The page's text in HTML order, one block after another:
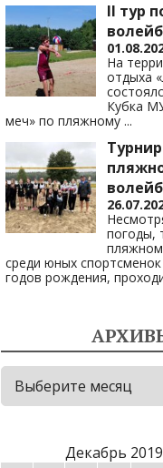
II тур
На
отдыха
Кубка
меч» по пляжному ...
погоды,
среди юных
годов рождения,
Архивы
Декабрь 2019